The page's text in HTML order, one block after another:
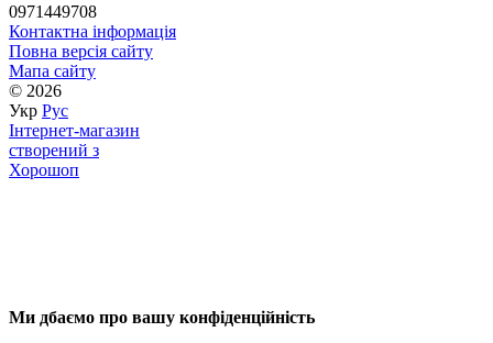
0971449708
Контактна інформація
Повна версія сайту
Мапа сайту
© 2026
Укр Рус
Інтернет-магазин
створений з
Хорошоп
Ми дбаємо про вашу конфіденційність